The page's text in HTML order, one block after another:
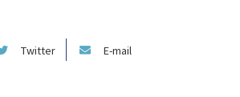
Twitter E-mail